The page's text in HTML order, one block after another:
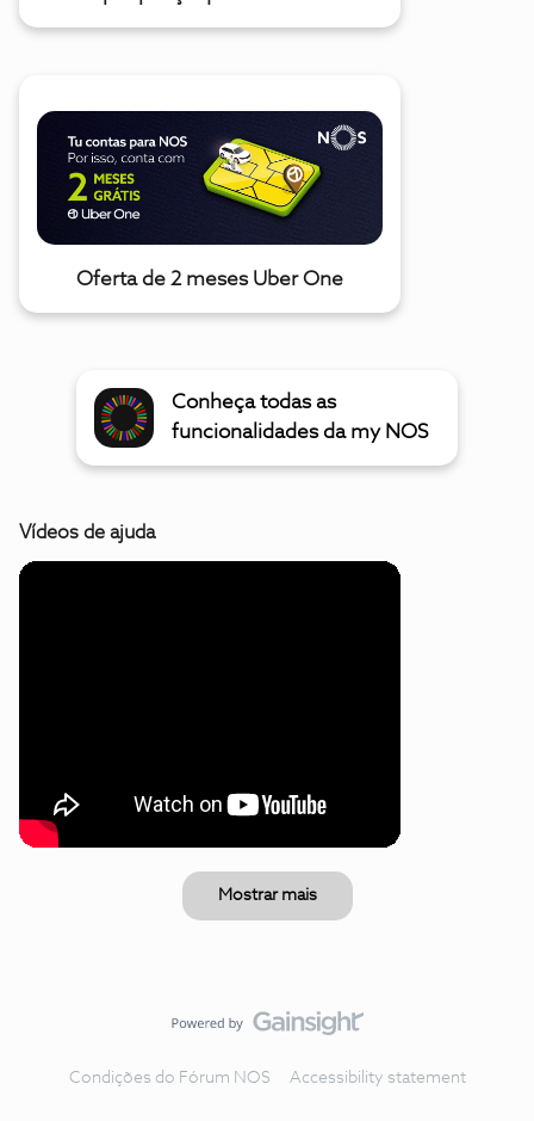
Oferta de 2 meses Uber One
Conheça todas as
funcionalidades da my NOS
Vídeos de ajuda
Mostrar mais
Condições do Fórum NOS Accessibility statement